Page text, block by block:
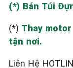
(*) Bán Túi
(*) Thay
tận nơi.
Liên Hệ